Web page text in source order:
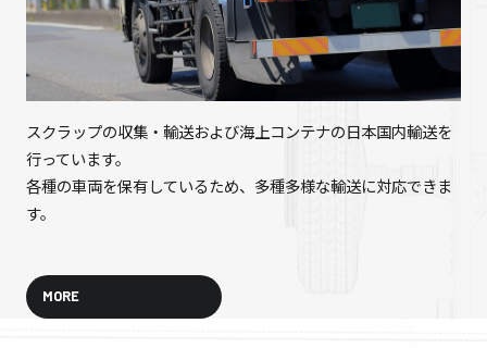
スクラップの収集・輸送および海上コンテナの日本国内輸送を
行っています。
各種の車両を保有しているため、多種多様な輸送に対応できま
す。
MORE